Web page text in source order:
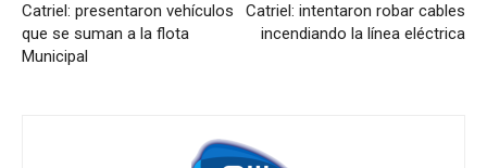
Catriel: presentaron vehículos
que se suman a la flota
Municipal
Catriel: intentaron robar cables
incendiando la línea eléctrica